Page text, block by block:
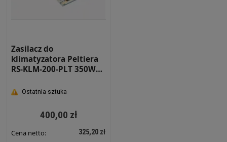
Zasilacz do
klimatyzatora Peltiera
RS-KLM-200-PLT 350W
Ostatnia sztuka
400,00 zł
Cena netto: 325,20 zł